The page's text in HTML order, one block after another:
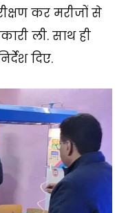
कर मरीजों से
ली. साथ ही
दिए.